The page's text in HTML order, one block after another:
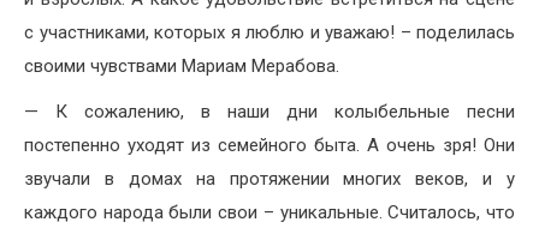
с участниками, которых я люблю и уважаю! – поделилась
своими чувствами Мариам Мерабова.
— К сожалению, в наши дни колыбельные песни
постепенно уходят из семейного быта. А очень зря! Они
звучали в домах на протяжении многих веков, и у
каждого народа были свои – уникальные. Считалось, что